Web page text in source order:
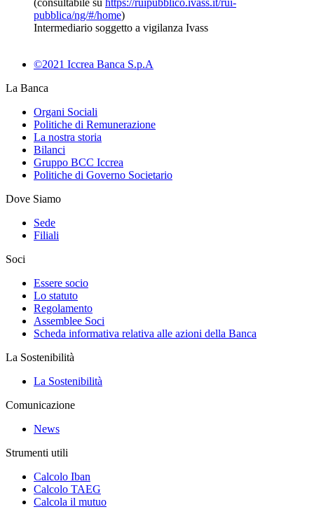
pubblica/ng/#/home)
Intermediario soggetto a vigilanza Ivass
©2021 Iccrea Banca S.p.A
La Banca
Organi Sociali
Politiche di Remunerazione
La nostra storia
Bilanci
Gruppo BCC Iccrea
Politiche di Governo Societario
Dove Siamo
Sede
Filiali
Soci
Essere socio
Lo statuto
Regolamento
Assemblee Soci
Scheda informativa relativa alle azioni della Banca
La Sostenibilità
La Sostenibilità
Comunicazione
News
Strumenti utili
Calcolo Iban
Calcolo TAEG
Calcola il mutuo